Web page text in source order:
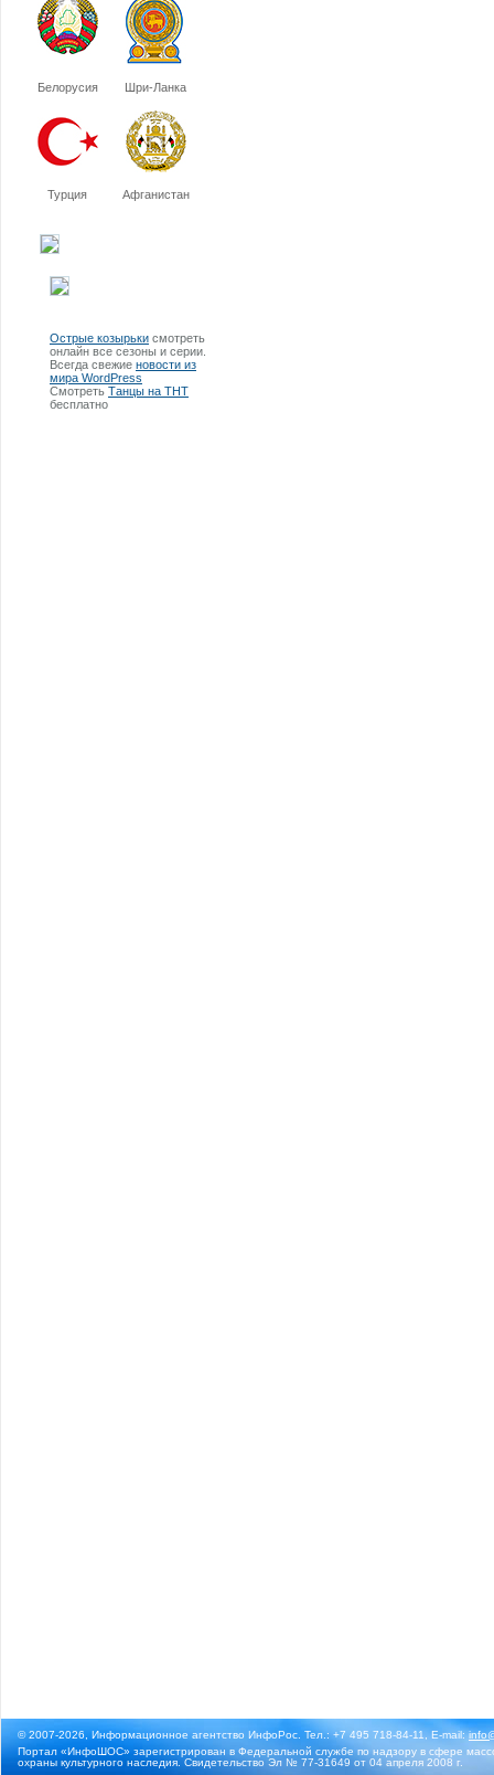
Белорусия Шри-Ланка
Турция Афганистан
Острые козырьки смотреть
онлайн все сезоны и серии.
Всегда свежие новости из
мира WordPress
Смотреть Танцы на ТНТ
бесплатно
© 2007-2026, Информационное агентство ИнфоРос. Тел.: +7 495 718-84-11, E-mail:
Портал «ИнфоШОС» зарегистрирован в Федеральной службе по надзору в сфере
охраны культурного наследия. Свидетельство Эл № 77-31649 от 04 апреля 2008 г.